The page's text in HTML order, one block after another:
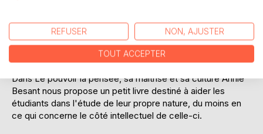
accepter les dogmes, comme l'idée d'un châtiment
éternel sans rédemption possible, ou les dérives du
Dans Le pouvoir la pensée, sa maîtrise et sa culture Annie
Besant nous propose un petit livre destiné à aider les
étudiants dans l'étude de leur propre nature, du moins en
ce qui concerne le côté intellectuel de celle-ci.
REFUSER NON, AJUSTER
TOUT ACCEPTER